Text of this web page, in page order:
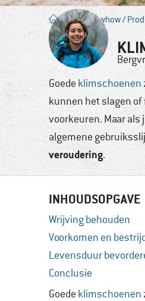
Blog/Knowhow/
Goede klimschoenen
kunnen het slagen
voorkeuren. Maar als
algemene
veroudering.
INHOUDSOPGAVE
Wrijving behouden
Voorkomen en
Levensduur
Conclusie
Goede klimschoenen